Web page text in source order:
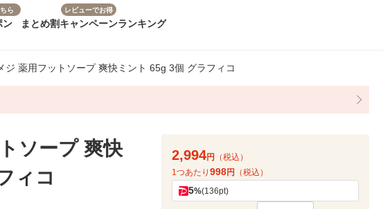
ら
ン まとめ割
レビューでお得
キャンペーンランキング
ジ 薬用フットソープ 爽快ミント 65g 3個 グラフィコ
ソープ 爽快
ィコ
2,994円
（税込）
1つあたり 998円 （税込）
5%(136pt)